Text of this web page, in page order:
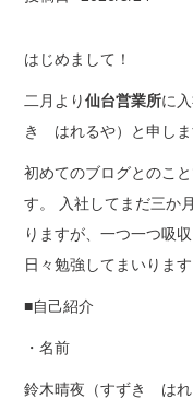
はじめまして！
二月より仙台営業所に
き はれるや）と申しま
初めてのブログとのこ
す。 入社してまだ三か
りますが、一つ一つ吸
日々勉強してまいります
■自己紹介
・名前
鈴木晴夜（すずき はれ